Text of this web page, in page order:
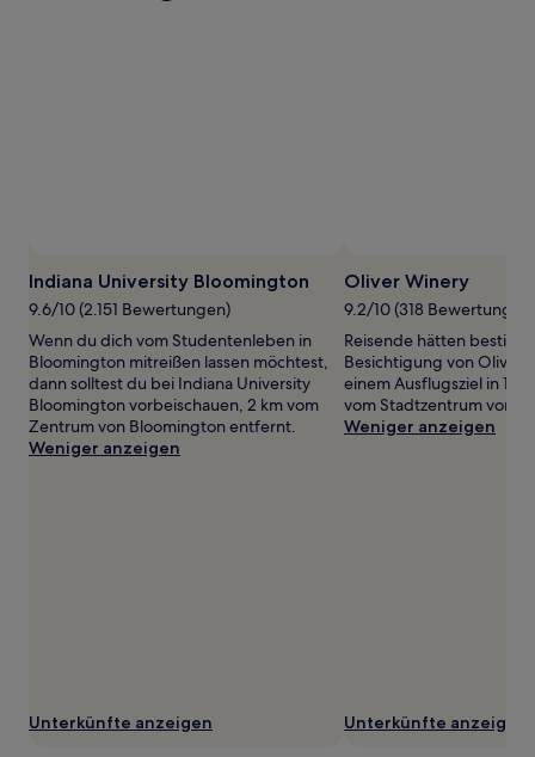
zusätzliche
Bedingungen
gelten.
Indiana University Bloomington
9.6/10 (2.151 Bewertungen)
Wenn du dich vom Studentenleben in
Bloomington mitreißen lassen möchtest,
dann solltest du bei Indiana University
Bloomington vorbeischauen, 2 km vom
Zentrum von Bloomington entfernt.
Weniger anzeigen
Unterkünfte anzeigen
Oliver Winery
9.2/10 (318 Bewertungen)
Reisende hätten
Besichtigung von Oliver
einem Ausflugsziel in
vom Stadtzentrum von
Weniger anzeigen
Unterkünfte anzeigen